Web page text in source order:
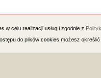
w celu realizacji usług i zgodnie z
do plików cookies możesz